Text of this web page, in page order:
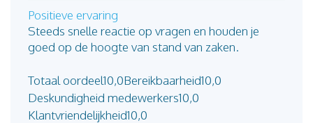
Positieve ervaring
Steeds snelle reactie op vragen en houden je
goed op de hoogte van stand van zaken.
Totaal oordeel10,0Bereikbaarheid10,0
Deskundigheid medewerkers10,0
Klantvriendelijkheid10,0